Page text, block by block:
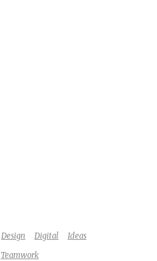
Design Digital
Ideas
Teamwork